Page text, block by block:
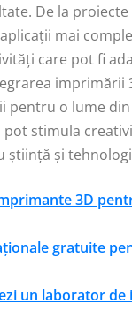
De la
mai
care pot fi
imprimării
pentru o lume din
stimula
știință și
3D
gratuite
un laborator